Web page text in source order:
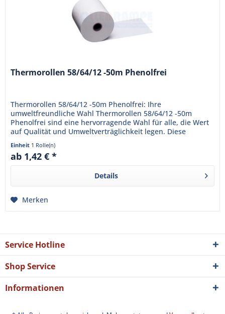
Thermorollen 58/64/12 -50m Phenolfrei
Thermorollen 58/64/12 -50m Phenolfrei: Ihre
umweltfreundliche Wahl Thermorollen 58/64/12 -50m
Phenolfrei sind eine hervorragende Wahl für alle, die Wert
auf Qualität und Umweltverträglichkeit legen. Diese
Einheit 1 Rolle(n)
ab 1,42 € *
Details
Merken
Service Hotline
Shop Service
Informationen